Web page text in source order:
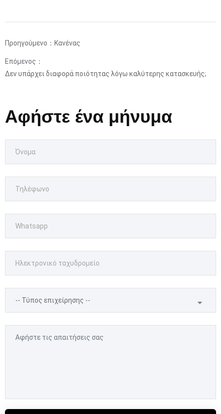
Προηγούμενο：Κανένας
Επόμενος：
Δεν υπάρχει διαφορά ποιότητας λόγω καλύτερης κατασκευής;
Αφήστε ένα μήνυμα